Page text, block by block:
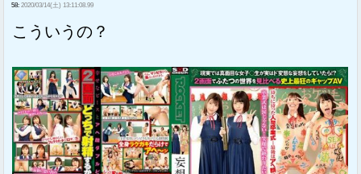
58: 2020/03/14(土) 13:11:08.99
こういうの？